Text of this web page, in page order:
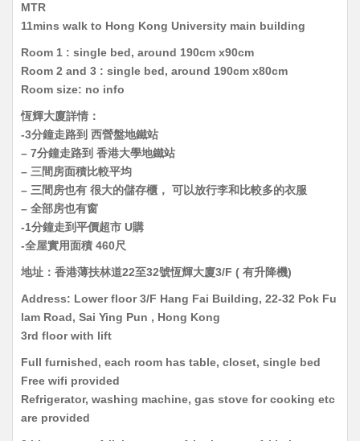
MTR
11mins walk to Hong Kong University main building
Room 1 : single bed, around 190cm x90cm
Room 2 and 3 : single bed, around 190cm x80cm
Room size: no info
恆輝大廈詳情：
-3分鐘走路到 西營盤地鐵站
– 7分鐘走路到 香港大學地鐵站
– 三間房面積比較平均
– 三間房也有 很大的儲存櫃， 可以放行李和比較多的衣服
– 全部房也有窗
-1分鐘走到平價超市 U購
-全屋實用面積 460尺
地址：香港薄扶林道22至32號恆輝大廈3/F ( 有升降機)
Address: Lower floor 3/F Hang Fai Building, 22-32 Pok Fu
lam Road, Sai Ying Pun , Hong Kong
3rd floor with lift
Full furnished, each room has table, closet, single bed
Free wifi provided
Refrigerator, washing machine, gas stove for cooking etc
are provided